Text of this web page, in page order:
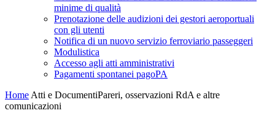
minime di qualità
Prenotazione delle audizioni dei gestori aeroportuali
con gli utenti
Notifica di un nuovo servizio ferroviario passeggeri
Modulistica
Accesso agli atti amministrativi
Pagamenti spontanei pagoPA
Home Atti e DocumentiPareri, osservazioni RdA e altre
comunicazioni